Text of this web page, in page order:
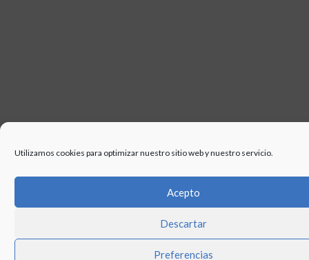
Utilizamos cookies para optimizar nuestro sitio web y nuestro servicio.
Acepto
Descartar
Preferencias